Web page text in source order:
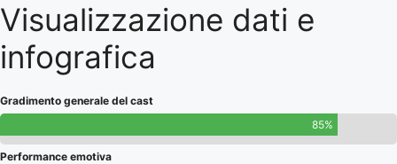
Visualizzazione dati e
infografica
Gradimento generale del cast
85%
Performance emotiva